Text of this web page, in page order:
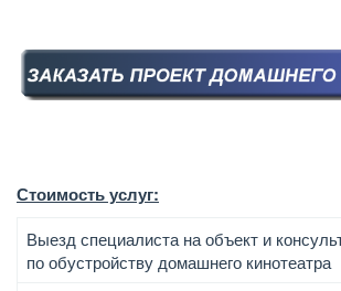
Стоимость услуг:
Выезд специалиста на объект и
по обустройству домашнего кинотеатра